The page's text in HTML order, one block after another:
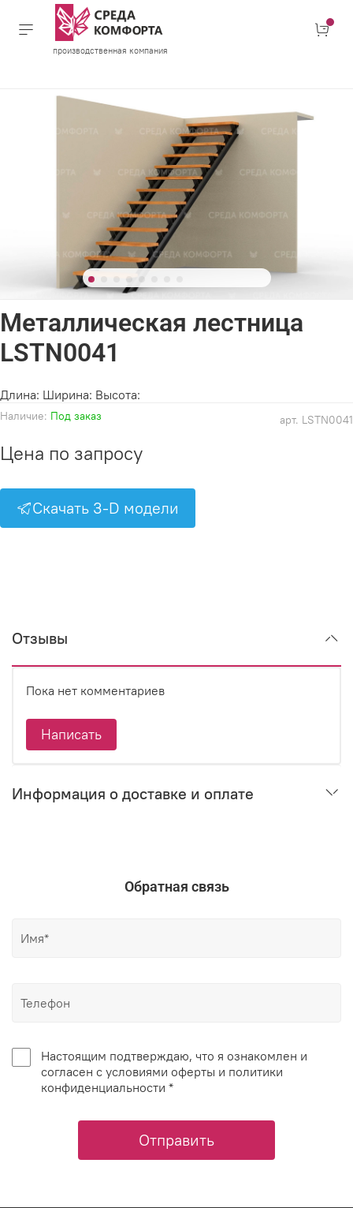
производственная компания
арт. LSTN0041
Наличие: Под заказ
Металлическая лестница
LSTN0041
Цена по запросу
Скачать 3-D модели
Длина: Ширина: Высота:
Отзывы
Пока нет комментариев
Написать
Информация о доставке и оплате
Обратная связь
Настоящим подтверждаю, что я ознакомлен и
согласен с условиями оферты и политики
конфиденциальности *
Отправить